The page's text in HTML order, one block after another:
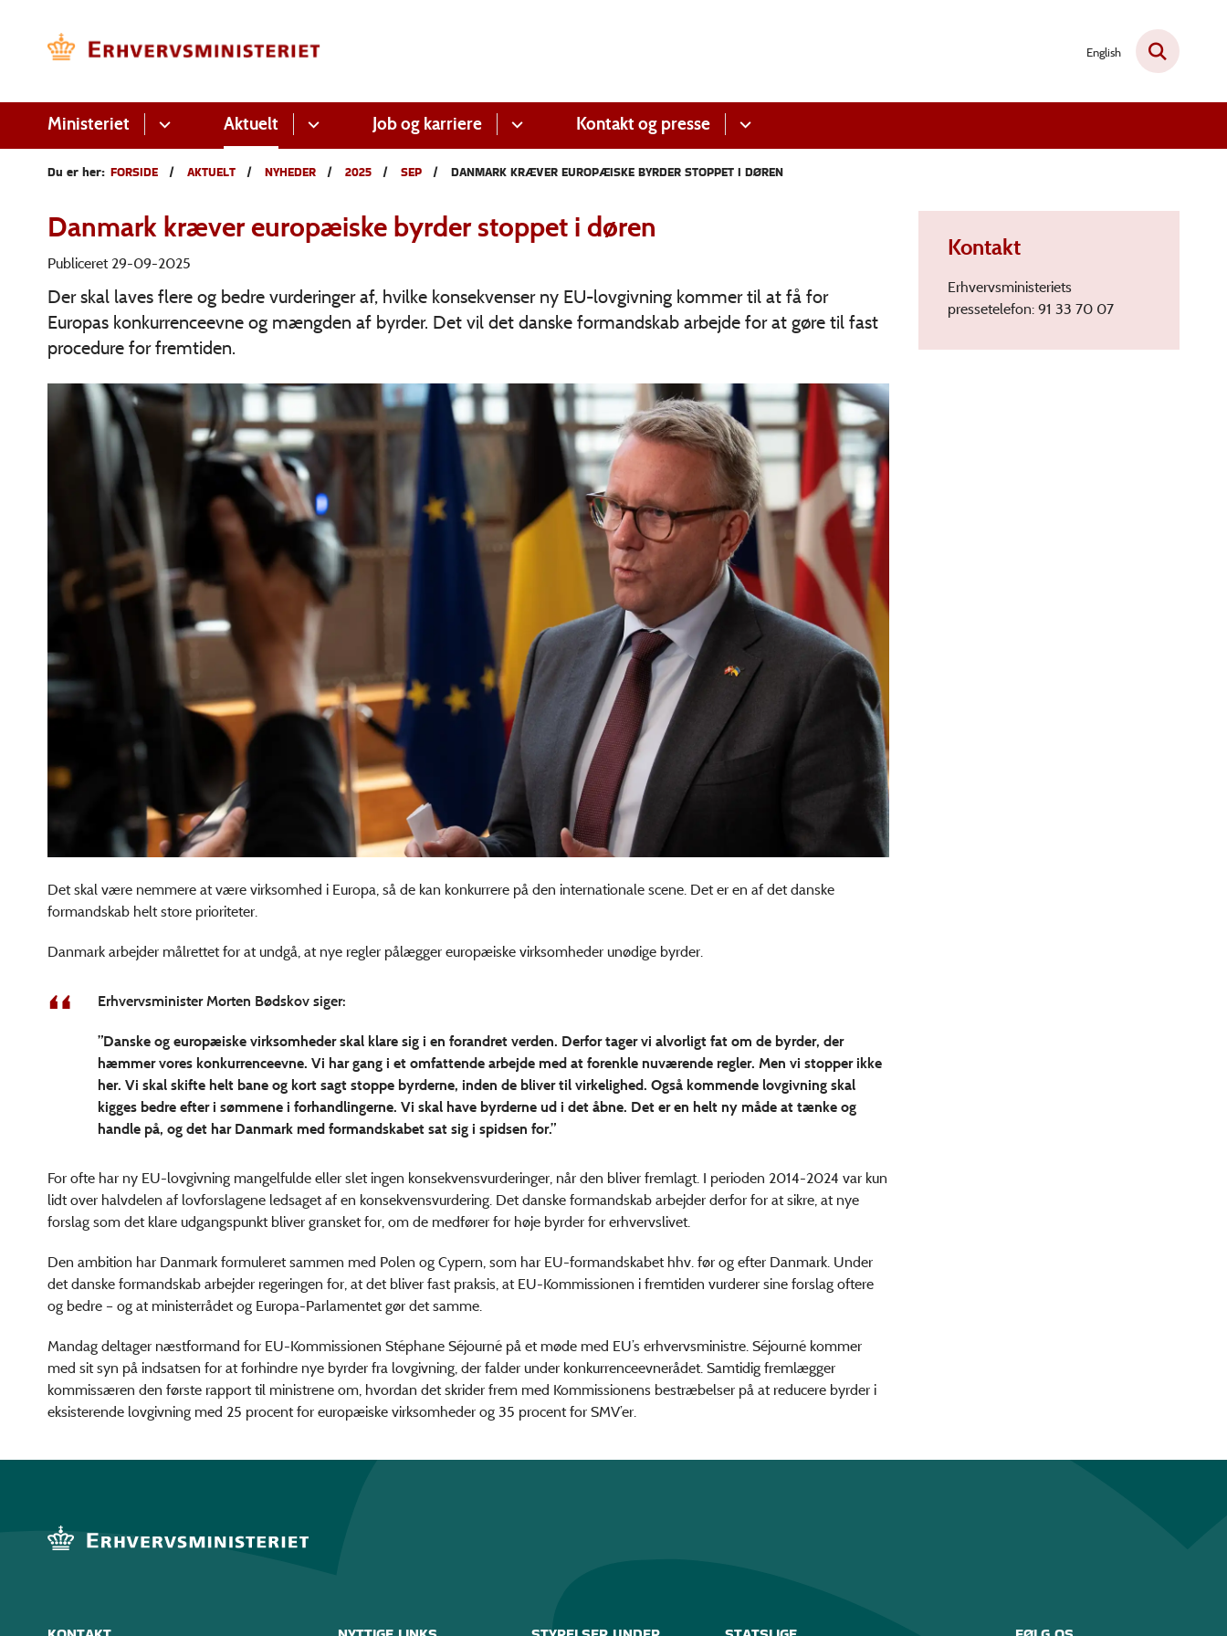
English
Ministeriet Aktuelt Job og karriere Kontakt og presse
Du er her: FORSIDE AKTUELT NYHEDER 2025 SEP DANMARK KRÆVER EUROPÆISKE BYRDER STOPPET I DØREN
Danmark kræver europæiske byrder stoppet i døren
Publiceret 29-09-2025
Der skal laves flere og bedre vurderinger af, hvilke konsekvenser ny EU-lovgivning kommer til at få for
Europas konkurrenceevne og mængden af byrder. Det vil det danske formandskab arbejde for at gøre til fast
procedure for fremtiden.
Det skal være nemmere at være virksomhed i Europa, så de kan konkurrere på den internationale scene. Det er en af det danske
formandskab helt store prioriteter.
Danmark arbejder målrettet for at undgå, at nye regler pålægger europæiske virksomheder unødige byrder.
Erhvervsminister Morten Bødskov siger:
”Danske og europæiske virksomheder skal klare sig i en forandret verden. Derfor tager vi alvorligt fat om de byrder, der
hæmmer vores konkurrenceevne. Vi har gang i et omfattende arbejde med at forenkle nuværende regler. Men vi stopper ikke
her. Vi skal skifte helt bane og kort sagt stoppe byrderne, inden de bliver til virkelighed. Også kommende lovgivning skal
kigges bedre efter i sømmene i forhandlingerne. Vi skal have byrderne ud i det åbne. Det er en helt ny måde at tænke og
handle på, og det har Danmark med formandskabet sat sig i spidsen for.”
For ofte har ny EU-lovgivning mangelfulde eller slet ingen konsekvensvurderinger, når den bliver fremlagt. I perioden 2014-2024 var kun
lidt over halvdelen af lovforslagene ledsaget af en konsekvensvurdering. Det danske formandskab arbejder derfor for at sikre, at nye
forslag som det klare udgangspunkt bliver gransket for, om de medfører for høje byrder for erhvervslivet.
Den ambition har Danmark formuleret sammen med Polen og Cypern, som har EU-formandskabet hhv. før og efter Danmark. Under
det danske formandskab arbejder regeringen for, at det bliver fast praksis, at EU-Kommissionen i fremtiden vurderer sine forslag oftere
og bedre – og at ministerrådet og Europa-Parlamentet gør det samme.
Mandag deltager næstformand for EU-Kommissionen Stéphane Séjourné på et møde med EU’s erhvervsministre. Séjourné kommer
med sit syn på indsatsen for at forhindre nye byrder fra lovgivning, der falder under konkurrenceevnerådet. Samtidig fremlægger
kommissæren den første rapport til ministrene om, hvordan det skrider frem med Kommissionens bestræbelser på at reducere byrder i
eksisterende lovgivning med 25 procent for europæiske virksomheder og 35 procent for SMV’er.
Kontakt
Erhvervsministeriets
pressetelefon: 91 33 70 07